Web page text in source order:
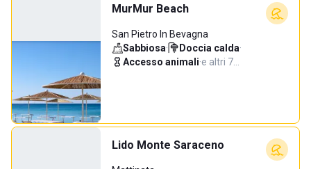
MurMur Beach
San Pietro In Bevagna
Sabbiosa· Doccia calda·
Accesso animali·e altri 7…
Lido Monte Saraceno